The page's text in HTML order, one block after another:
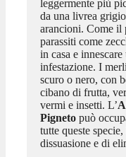
leggermente più
da una livrea
arancioni. Come il
parassiti come
in casa e
infestazione. I
scuro o nero, con
cibano di frutta,
vermi e insetti. L’
Pignetopuò
tutte queste
dissuasione e di